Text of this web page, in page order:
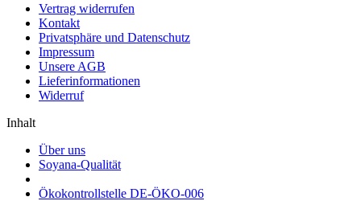
Vertrag widerrufen
Kontakt
Privatsphäre und Datenschutz
Impressum
Unsere AGB
Lieferinformationen
Widerruf
Inhalt
Über uns
Soyana-Qualität
Ökokontrollstelle DE-ÖKO-006